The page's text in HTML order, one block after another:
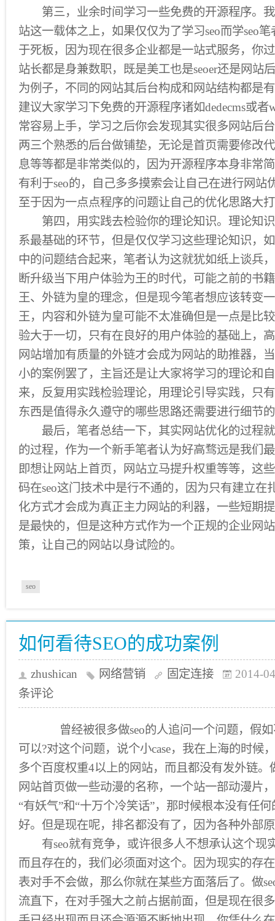
第三，业余时间学习一些免费的开源程序。我
站这一载体之上，如果仅仅为了学习seo而学seo
于死板，因为现在很多企业都是一站式服务，你
站长都是身兼数职，既是美工也是seoer还是网站
为例子，不同的网站其后台构成和网站结构都是
建议大家学习下免费的开源程序诸如dedecms或者
常容易上手，学习之后你会发现其实很多网站后
两三个熟悉的后台做铺垫，无论是首页需要修改
息等等都是非常类似的，因为开源程序本身非常
有利于seo的，自己多多摸索会让自己在进行网站
至于因为一点点程序的问题让自己的优化思路大
第四，用实践去检验你的理论知识。理论知识
系最基础的环节，但是仅仅学习这些理论知识，
中的问题结合起来，笔者认为这就犹如纸上谈兵
断升级当下用户体验为王的时代，可能之前的书
王、外链为皇的理念，但是现今笔者想应该转变
王，内容和外链为皇可能不太准确但是一点是比
验大于一切，只有在良好的用户体验的基础上，
网站增加有质量的外链才会成为网站的助推器，
小的案例罢了，主旨还是让大家将学习的理论和
来，反复用实践检验理论，用理论引导实践，只
东西是值得永久遵守的哪些思路还需要进行细节
最后，笔者总结一下，其实网站优化的过程就
的过程，作为一个新手笔者认为好高骛远是我们
即想让网站上首页，网站立马提升权重等等，这
码在seo这门技术中是行不通的，因为只有建立在
化方式才会成为真正主力网站的利器，一些短期
是最快的，但是这种方式作为一个正规的企业网
策，让自己的网站以身试险的。
seo
如何看待SEO的成功案例
zhushican 网络营销 固定连接
2014-
条评论
曾经被很多做seo的人追问一个问题，假如
可以?对这个问题，说个小case，我在上海的时候
多个百度权重4以上的网站，而且都没有发外链。
网站首页做一些动漫的名称，一个站一部动漫片
“有妖气”和“十万个冷笑话”，那时候根本没有任
好。但是现在呢，排名都没有了，因为各种外
有seo就有竞争，或许很多人不想承认这个现
而且存在的，我们必须面对这个。因为现实的存
表对手不会做，那么你就在某些方面落后了。做
流直下，在对手强大之前占据前面，但是现在很